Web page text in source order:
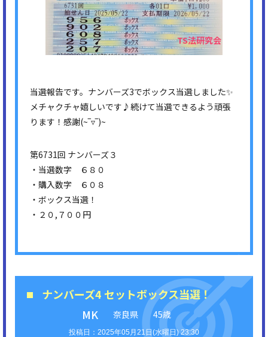
当選報告です。ナンバーズ3でボックス当選しました✨
メチャクチャ嬉しいです♪続けて当選できるよう頑張
ります！感謝(⁠~⁠‾⁠▿⁠‾⁠)⁠~
第6731回 ナンバーズ３
・当選数字 ６８０
・購入数字 ６０８
・ボックス当選！
・２０,７００円
ナンバーズ4 セットボックス当選！
MK
奈良県 45歳
2025年05月21日(水曜日) 23:30